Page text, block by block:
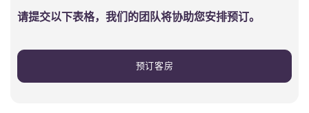
请提交以下表格，我们的团队将协助您安排预订。
预订客房